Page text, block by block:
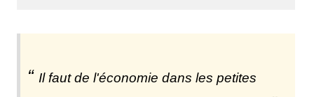
Il faut de l'économie dans les petites